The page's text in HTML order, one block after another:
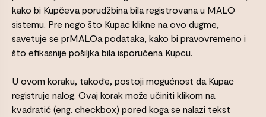
kako bi Kupčeva porudžbina bila registrovana u MALO
sistemu. Pre nego što Kupac klikne na ovo dugme,
savetuje se prMALOa podataka, kako bi pravovremeno i
što efikasnije pošiljka bila isporučena Kupcu.
U ovom koraku, takođe, postoji mogućnost da Kupac
registruje nalog. Ovaj korak može učiniti klikom na
kvadratić (eng. checkbox) pored koga se nalazi tekst